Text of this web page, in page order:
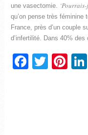
une vasectomie.
qu’on pense très féminine
France, près d’un couple
d’infertilité. Dans 40% des